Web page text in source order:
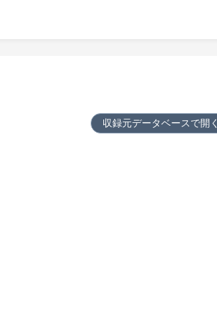
収録元データベースで開く